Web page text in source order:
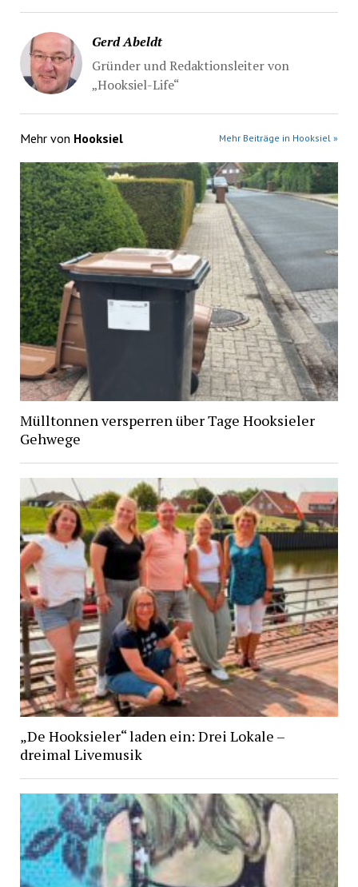
Gerd Abeldt
Gründer und Redaktionsleiter von
„Hooksiel-Life“
Mehr von Hooksiel Mehr Beiträge in Hooksiel »
Mülltonnen versperren über Tage Hooksieler
Gehwege
„De Hooksieler“ laden ein: Drei Lokale –
dreimal Livemusik